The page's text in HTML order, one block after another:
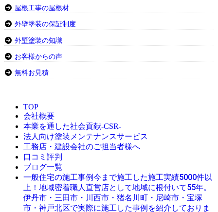
屋根工事の屋根材
外壁塗装の保証制度
外壁塗装の知識
お客様からの声
無料お見積
TOP
会社概要
本業を通した社会貢献-CSR-
法人向け塗装メンテナンスサービス
工務店・建設会社のご担当者様へ
口コミ評判
ブログ一覧
一般住宅の施工事例今まで施工した施工実績5000件以
上！地域密着職人直営店として地域に根付いて55年。
伊丹市・三田市・川西市・猪名川町・尼崎市・宝塚
市・神戸北区で実際に施工した事例を紹介しておりま